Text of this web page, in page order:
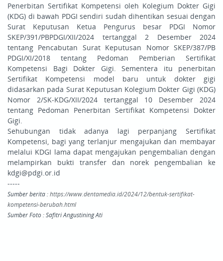
Penerbitan Sertifikat Kompetensi oleh Kolegium Dokter Gigi
(KDG) di bawah PDGI sendiri sudah dihentikan sesuai dengan
Surat Keputusan Ketua Pengurus besar PDGI Nomor
SKEP/391/PBPDGI/XII/2024 tertanggal 2 Desember 2024
tentang Pencabutan Surat Keputusan Nomor SKEP/387/PB
PDGI/XI/2018 tentang Pedoman Pemberian Sertifikat
Kompetensi Bagi Dokter Gigi. Sementera itu penerbitan
Sertifikat Kompetensi model baru untuk dokter gigi
didasarkan pada Surat Keputusan Kolegium Dokter Gigi (KDG)
Nomor 2/SK-KDG/XII/2024 tertanggal 10 Desember 2024
tentang Pedoman Penerbitan Sertifikat Kompetensi Dokter
Gigi.
Sehubungan tidak adanya lagi perpanjang Sertifikat
Kompetensi, bagi yang terlanjur mengajukan dan membayar
melalui KDGI lama dapat mengajukan pengembalian dengan
melampirkan bukti transfer dan norek pengembalian ke
kdgi@pdgi.or.id
-----
Sumber berita :https://www.dentamedia.id/2024/12/bentuk-sertifikat-
kompetensi-berubah.html
Sumber Foto : Safitri Angustining Ati